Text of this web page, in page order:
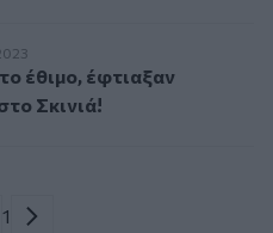
έθιμο, έφτιαξαν αροδαρές
έθιμο, έφτιαξαν
Σκινιά!
Σελιδοποίηση
σελίδα
Current page
1 Next page